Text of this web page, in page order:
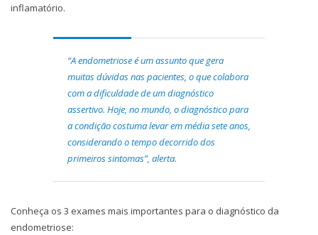
inflamatório.
“A endometriose é um assunto que gera
muitas dúvidas nas pacientes, o que colabora
com a dificuldade de um diagnóstico
assertivo. Hoje, no mundo, o diagnóstico para
a condição costuma levar em média sete anos,
considerando o tempo decorrido dos
primeiros sintomas”, alerta.
Conheça os 3 exames mais importantes para o diagnóstico da
endometriose: